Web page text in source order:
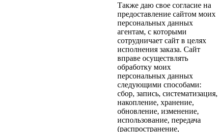
Также даю свое согласие на
предоставление сайтом моих
персональных данных
агентам, с которыми
сотрудничает сайт в целях
исполнения заказа. Сайт
вправе осуществлять
обработку моих
персональных данных
следующими способами:
сбор, запись, систематизация,
накопление, хранение,
обновление, изменение,
использование, передача
(распространение,